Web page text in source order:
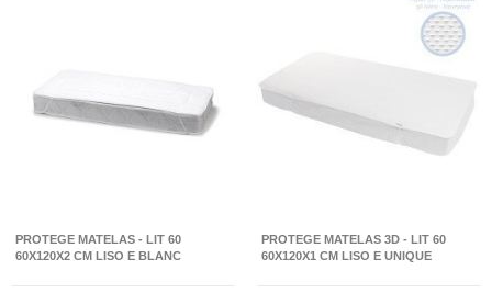
PROTEGE MATELAS - LIT 60
60X120X2 CM LISO E BLANC
PROTEGE MATELAS 3D - LIT 60
60X120X1 CM LISO E UNIQUE